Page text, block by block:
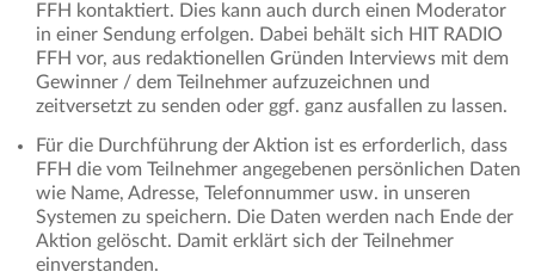
FFH kontaktiert. Dies kann auch durch einen Moderator
in einer Sendung erfolgen. Dabei behält sich HIT RADIO
FFH vor, aus redaktionellen Gründen Interviews mit dem
Gewinner / dem Teilnehmer aufzuzeichnen und
zeitversetzt zu senden oder ggf. ganz ausfallen zu lassen.
Für die Durchführung der Aktion ist es erforderlich, dass
FFH die vom Teilnehmer angegebenen persönlichen Daten
wie Name, Adresse, Telefonnummer usw. in unseren
Systemen zu speichern. Die Daten werden nach Ende der
Aktion gelöscht. Damit erklärt sich der Teilnehmer
einverstanden.